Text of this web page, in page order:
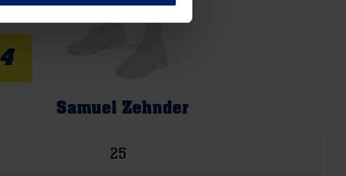
4
Samuel Zehnder
25